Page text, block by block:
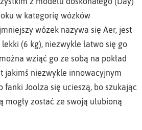
w kategorię wózków
wózek nazywa się Aer, jest
(6 kg), niezwykle łatwo się go
wziąć go ze sobą na pokład
jakimś niezwykle innowacyjnym
fanki Joolza się ucieszą, bo szukając
mogły zostać ze swoją ulubioną